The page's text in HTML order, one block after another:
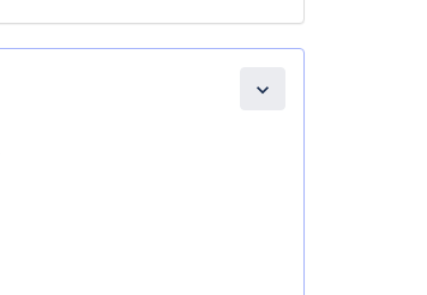
expand_more